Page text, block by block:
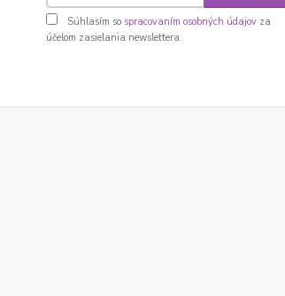
Súhlasím so spracovaním osobných údajov za
účelom zasielania newslettera.